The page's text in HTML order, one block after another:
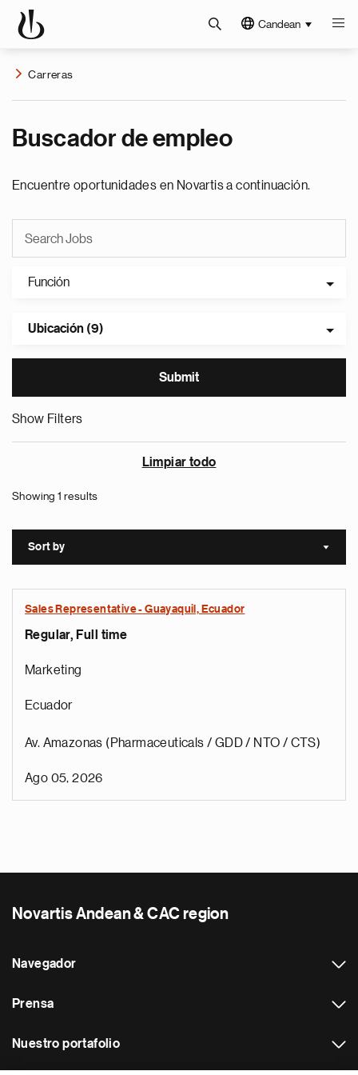
Candean
Carreras
Buscador de empleo
Encuentre oportunidades en Novartis a continuación.
Función
Ubicación (9)
Show Filters
Limpiar todo
Showing 1 results
Sort by Sort
Sales Representative - Guayaquil, Ecuador
Regular, Full time
Marketing
Ecuador
Av. Amazonas (Pharmaceuticals / GDD / NTO / CTS)
Ago 05, 2026
Novartis Andean & CAC region
Navegador
Prensa
Nuestro portafolio